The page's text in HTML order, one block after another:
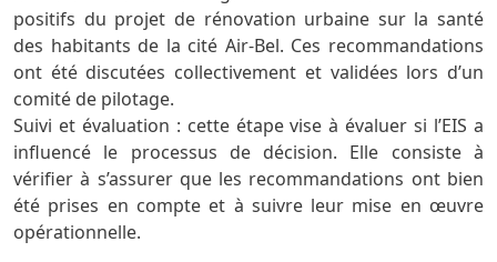
positifs du projet de rénovation urbaine sur la santé
des habitants de la cité Air-Bel. Ces recommandations
ont été discutées collectivement et validées lors d’un
comité de pilotage.
Suivi et évaluation : cette étape vise à évaluer si l’EIS a
influencé le processus de décision. Elle consiste à
vérifier à s’assurer que les recommandations ont bien
été prises en compte et à suivre leur mise en œuvre
opérationnelle.